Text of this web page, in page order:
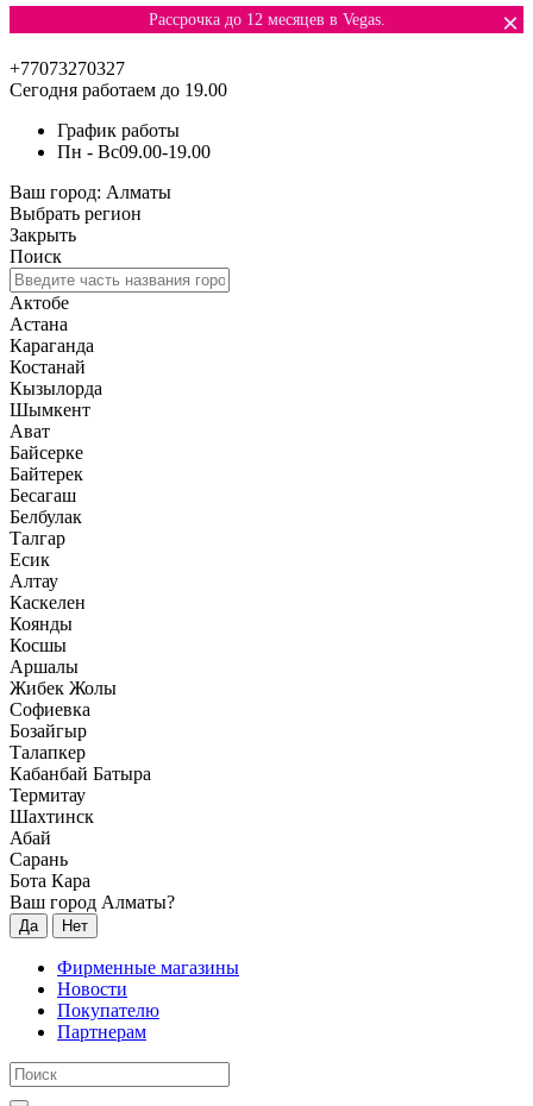
Рассрочка до 12 месяцев в Vegas. ×
+77073270327
Сегодня работаем до 19.00
График работы
Пн - Вс09.00-19.00
Ваш город: Алматы
Выбрать регион
Закрыть
Поиск
Актобе
Астана
Караганда
Костанай
Кызылорда
Шымкент
Ават
Байсерке
Байтерек
Бесагаш
Белбулак
Талгар
Есик
Алтау
Каскелен
Коянды
Косшы
Аршалы
Жибек Жолы
Софиевка
Бозайгыр
Талапкер
Кабанбай Батыра
Термитау
Шахтинск
Абай
Сарань
Бота Кара
Ваш город Алматы?
Да Нет
Фирменные магазины
Новости
Покупателю
Партнерам